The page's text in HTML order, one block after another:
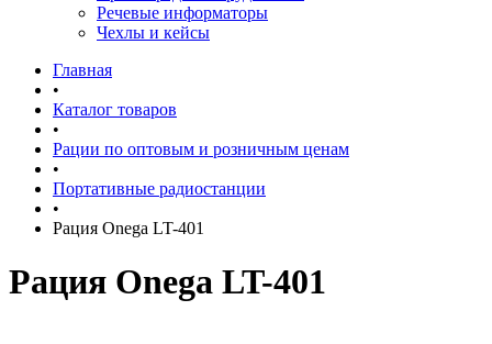
Речевые информаторы
Чехлы и кейсы
Главная
•
Каталог товаров
•
Рации по оптовым и розничным ценам
•
Портативные радиостанции
•
Рация Onega LT-401
Рация Onega LT-401